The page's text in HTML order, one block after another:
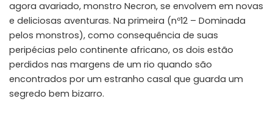
agora avariado, monstro Necron, se envolvem em novas
e deliciosas aventuras. Na primeira (nº12 – Dominada
pelos monstros), como consequência de suas
peripécias pelo continente africano, os dois estão
perdidos nas margens de um rio quando são
encontrados por um estranho casal que guarda um
segredo bem bizarro.